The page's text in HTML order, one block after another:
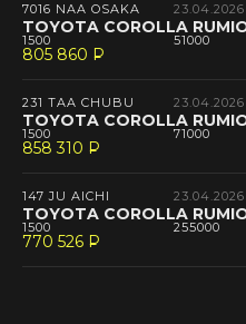
7016 NAA OSAKA 23.04.2026
TOYOTA COROLLA
1500 51000
805 860 P
--
231 TAA CHUBU 23.04.2026
TOYOTA COROLLA
1500 71000
858 310 P
--
147 JU AICHI 23.04.2026
TOYOTA COROLLA
1500 255000
770 526 P
--